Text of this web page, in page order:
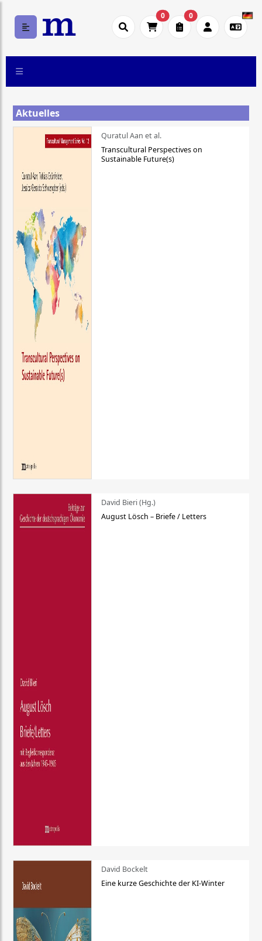
0 0
Aktuelles
Quratul Aan et al.
Transcultural Perspectives on
Sustainable Future(s)
David Bieri (Hg.)
August Lösch – Briefe / Letters
David Bockelt
Eine kurze Geschichte der KI-Winter